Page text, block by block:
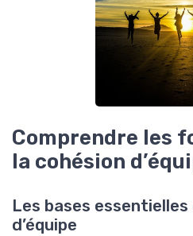
Comprendre les
la cohésion
Les bases essentielles
d’équipe